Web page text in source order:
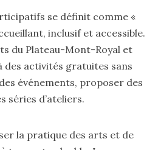
se définit comme «
inclusif et accessible.
du Plateau-Mont-Royal et
des activités gratuites sans
événements, proposer des
séries d’ateliers.
la pratique des arts et de